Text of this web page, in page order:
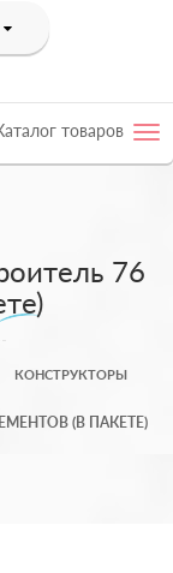
товаров
76
КОНСТРУКТОРЫ
(В ПАКЕТЕ)